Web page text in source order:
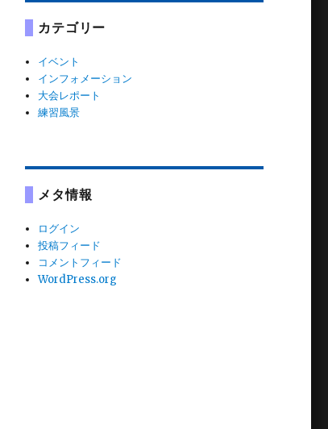
カテゴリー
イベント
インフォメーション
大会レポート
練習風景
メタ情報
ログイン
投稿フィード
コメントフィード
WordPress.org